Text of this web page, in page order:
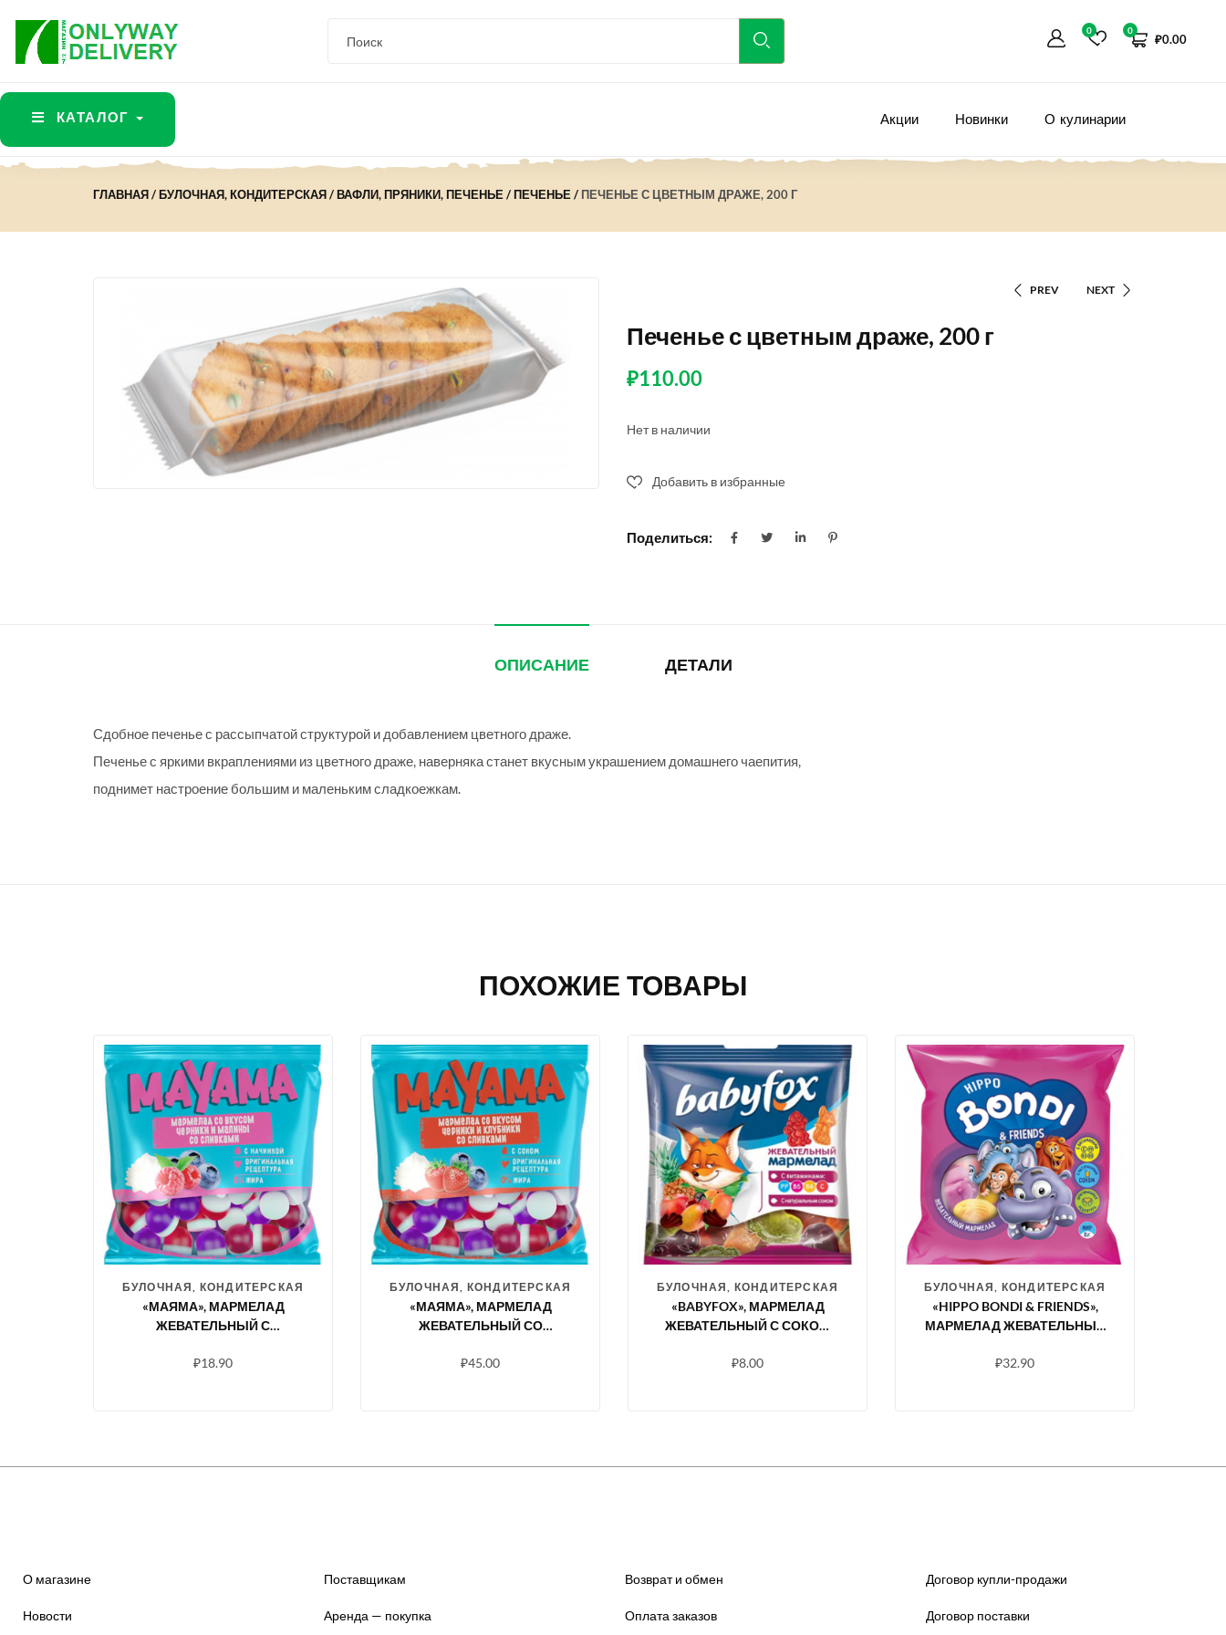
0
₽0.00
0
КАТАЛОГ Акции Новинки О кулинарии
ГЛАВНАЯ БУЛОЧНАЯ, КОНДИТЕРСКАЯ ВАФЛИ, ПРЯНИКИ, ПЕЧЕНЬЕ ПЕЧЕНЬЕ ПЕЧЕНЬЕ С ЦВЕТНЫМ ДРАЖЕ, 200 Г
PREV NEXT
Печенье с цветным драже, 200 г
₽110.00
Нет в наличии
Добавить в избранные
Поделиться:
ОПИСАНИЕ ДЕТАЛИ
Сдобное печенье с рассыпчатой структурой и добавлением цветного драже.
Печенье с яркими вкраплениями из цветного драже, наверняка станет вкусным украшением домашнего чаепития,
поднимет настроение большим и маленьким сладкоежкам.
ПОХОЖИЕ ТОВАРЫ
БУЛОЧНАЯ, КОНДИТЕРСКАЯ
«МАЯМА», МАРМЕЛАД
ЖЕВАТЕЛЬНЫЙ С
ВКУСОМ ЧЕРНИКИ И
₽18.90
БУЛОЧНАЯ, КОНДИТЕРСКАЯ
«МАЯМА», МАРМЕЛАД
ЖЕВАТЕЛЬНЫЙ СО
ЧЕРНИКИ СО СЛИВКАМИ,
₽45.00
БУЛОЧНАЯ, КОНДИТЕРСКАЯ
«BABYFOX», МАРМЕЛАД
ЖЕВАТЕЛЬНЫЙ С СОКОМ
₽8.00
БУЛОЧНАЯ, КОНДИТЕРСКАЯ
«HIPPO BONDI & FRIENDS»,
МАРМЕЛАД ЖЕВАТЕЛЬНЫЙ
ЖИВОТНЫХ, 100 Г
₽32.90
О магазине
Новости
Поставщикам
Аренда — покупка
Возврат и обмен
Оплата заказов
Договор купли-продажи
Договор поставки